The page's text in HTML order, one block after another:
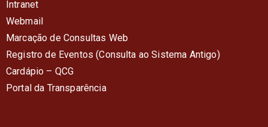
Intranet
Webmail
Marcação de Consultas Web
Registro de Eventos (Consulta ao Sistema Antigo)
Cardápio – QCG
Portal da Transparência